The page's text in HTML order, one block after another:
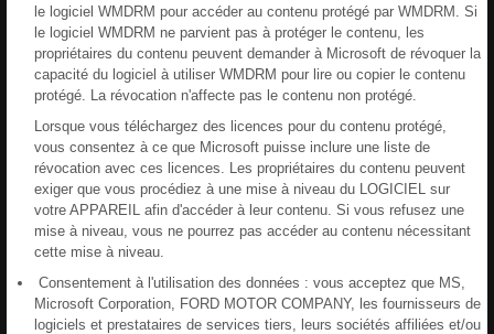
le logiciel WMDRM pour accéder au contenu protégé par WMDRM. Si
le logiciel WMDRM ne parvient pas à protéger le contenu, les
propriétaires du contenu peuvent demander à Microsoft de révoquer la
capacité du logiciel à utiliser WMDRM pour lire ou copier le contenu
protégé. La révocation n'affecte pas le contenu non protégé.
Lorsque vous téléchargez des licences pour du contenu protégé,
vous consentez à ce que Microsoft puisse inclure une liste de
révocation avec ces licences. Les propriétaires du contenu peuvent
exiger que vous procédiez à une mise à niveau du LOGICIEL sur
votre APPAREIL afin d'accéder à leur contenu. Si vous refusez une
mise à niveau, vous ne pourrez pas accéder au contenu nécessitant
cette mise à niveau.
Consentement à l'utilisation des données : vous acceptez que MS,
Microsoft Corporation, FORD MOTOR COMPANY, les fournisseurs de
logiciels et prestataires de services tiers, leurs sociétés affiliées et/ou